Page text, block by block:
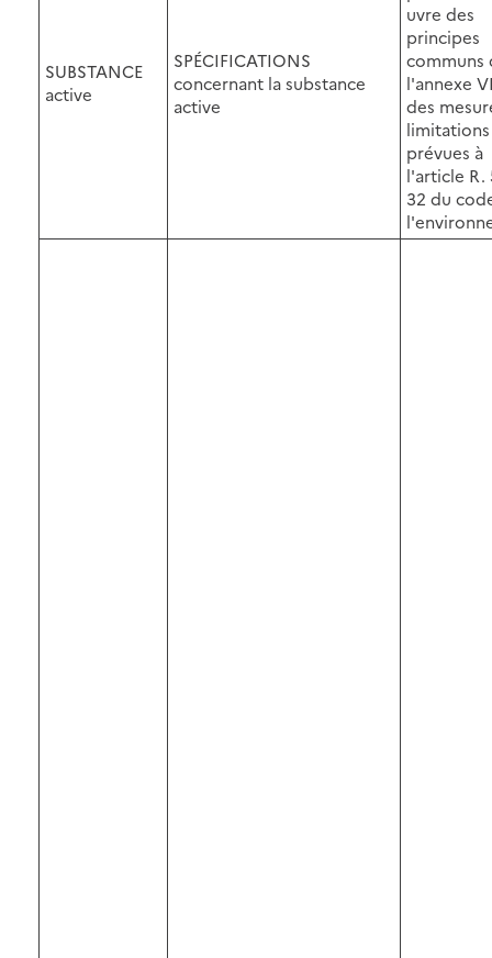
SUBSTANCE
active
SPÉCIFICATIONS
concernant la substance
active
uvre des
principes
communs
l'annexe
des
limitations
prévues à
l'article R.
32 du